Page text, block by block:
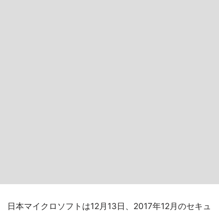
日本マイクロソフトは12月13日、2017年12月のセキュ